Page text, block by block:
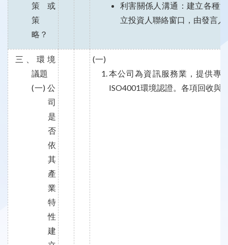
策或
策
略？
利害關係人溝通：建立各種
立投資人聯絡窗口，由發言
三、環境
議題
(一) 公
司
是
否
依
其
產
業
特
性
建
(一)
本公司為資訊服務業，提供專
ISO4001環境認證。各項回收與